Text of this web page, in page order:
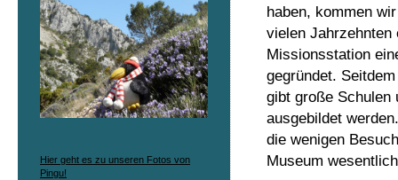
haben, kommen
vielen Jahrzehnten
Missionsstation
gegründet.
gibt große Schulen
ausgebildet
die wenigen
Museum
Hier geht es zu unseren Fotos von
Pingu!